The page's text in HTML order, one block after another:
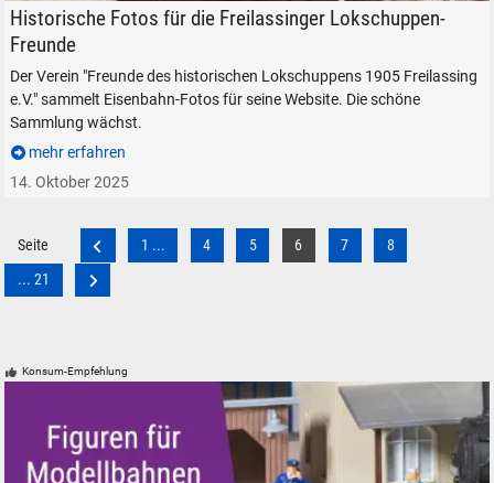
DB 144 508-9 auf der Drehscheibe des Bw Freilassing.
Historische Fotos für die Freilassinger Lokschuppen-
Freunde
Der Verein "Freunde des historischen Lokschuppens 1905 Freilassing
e.V." sammelt Eisenbahn-Fotos für seine Website. Die schöne
Sammlung wächst.
mehr erfahren
14. Oktober 2025
Seite 1 ... 4 5 6 7
8
... 21
Konsum-Empfehlung